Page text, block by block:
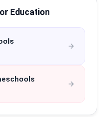
Education